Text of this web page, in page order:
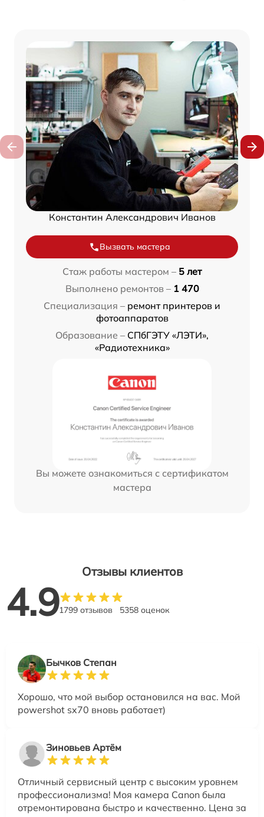
Константин Александрович Иванов
Вызвать мастера
Стаж работы мастером – 5 лет
Выполнено ремонтов – 1 470
Специализация – ремонт принтеров и
фотоаппаратов
Образование – СПбГЭТУ «ЛЭТИ»,
«Радиотехника»
Вы можете ознакомиться с сертификатом
мастера
Отзывы клиентов
4.91799 отзывов 5358 оценок
Бычков Степан
Хорошо, что мой выбор остановился на вас. Мой
powershot sx70 вновь работает)
Зиновьев Артём
Отличный сервисный центр с высоким уровнем
профессионализма! Моя камера Canon была
отремонтирована быстро и качественно. Цена за